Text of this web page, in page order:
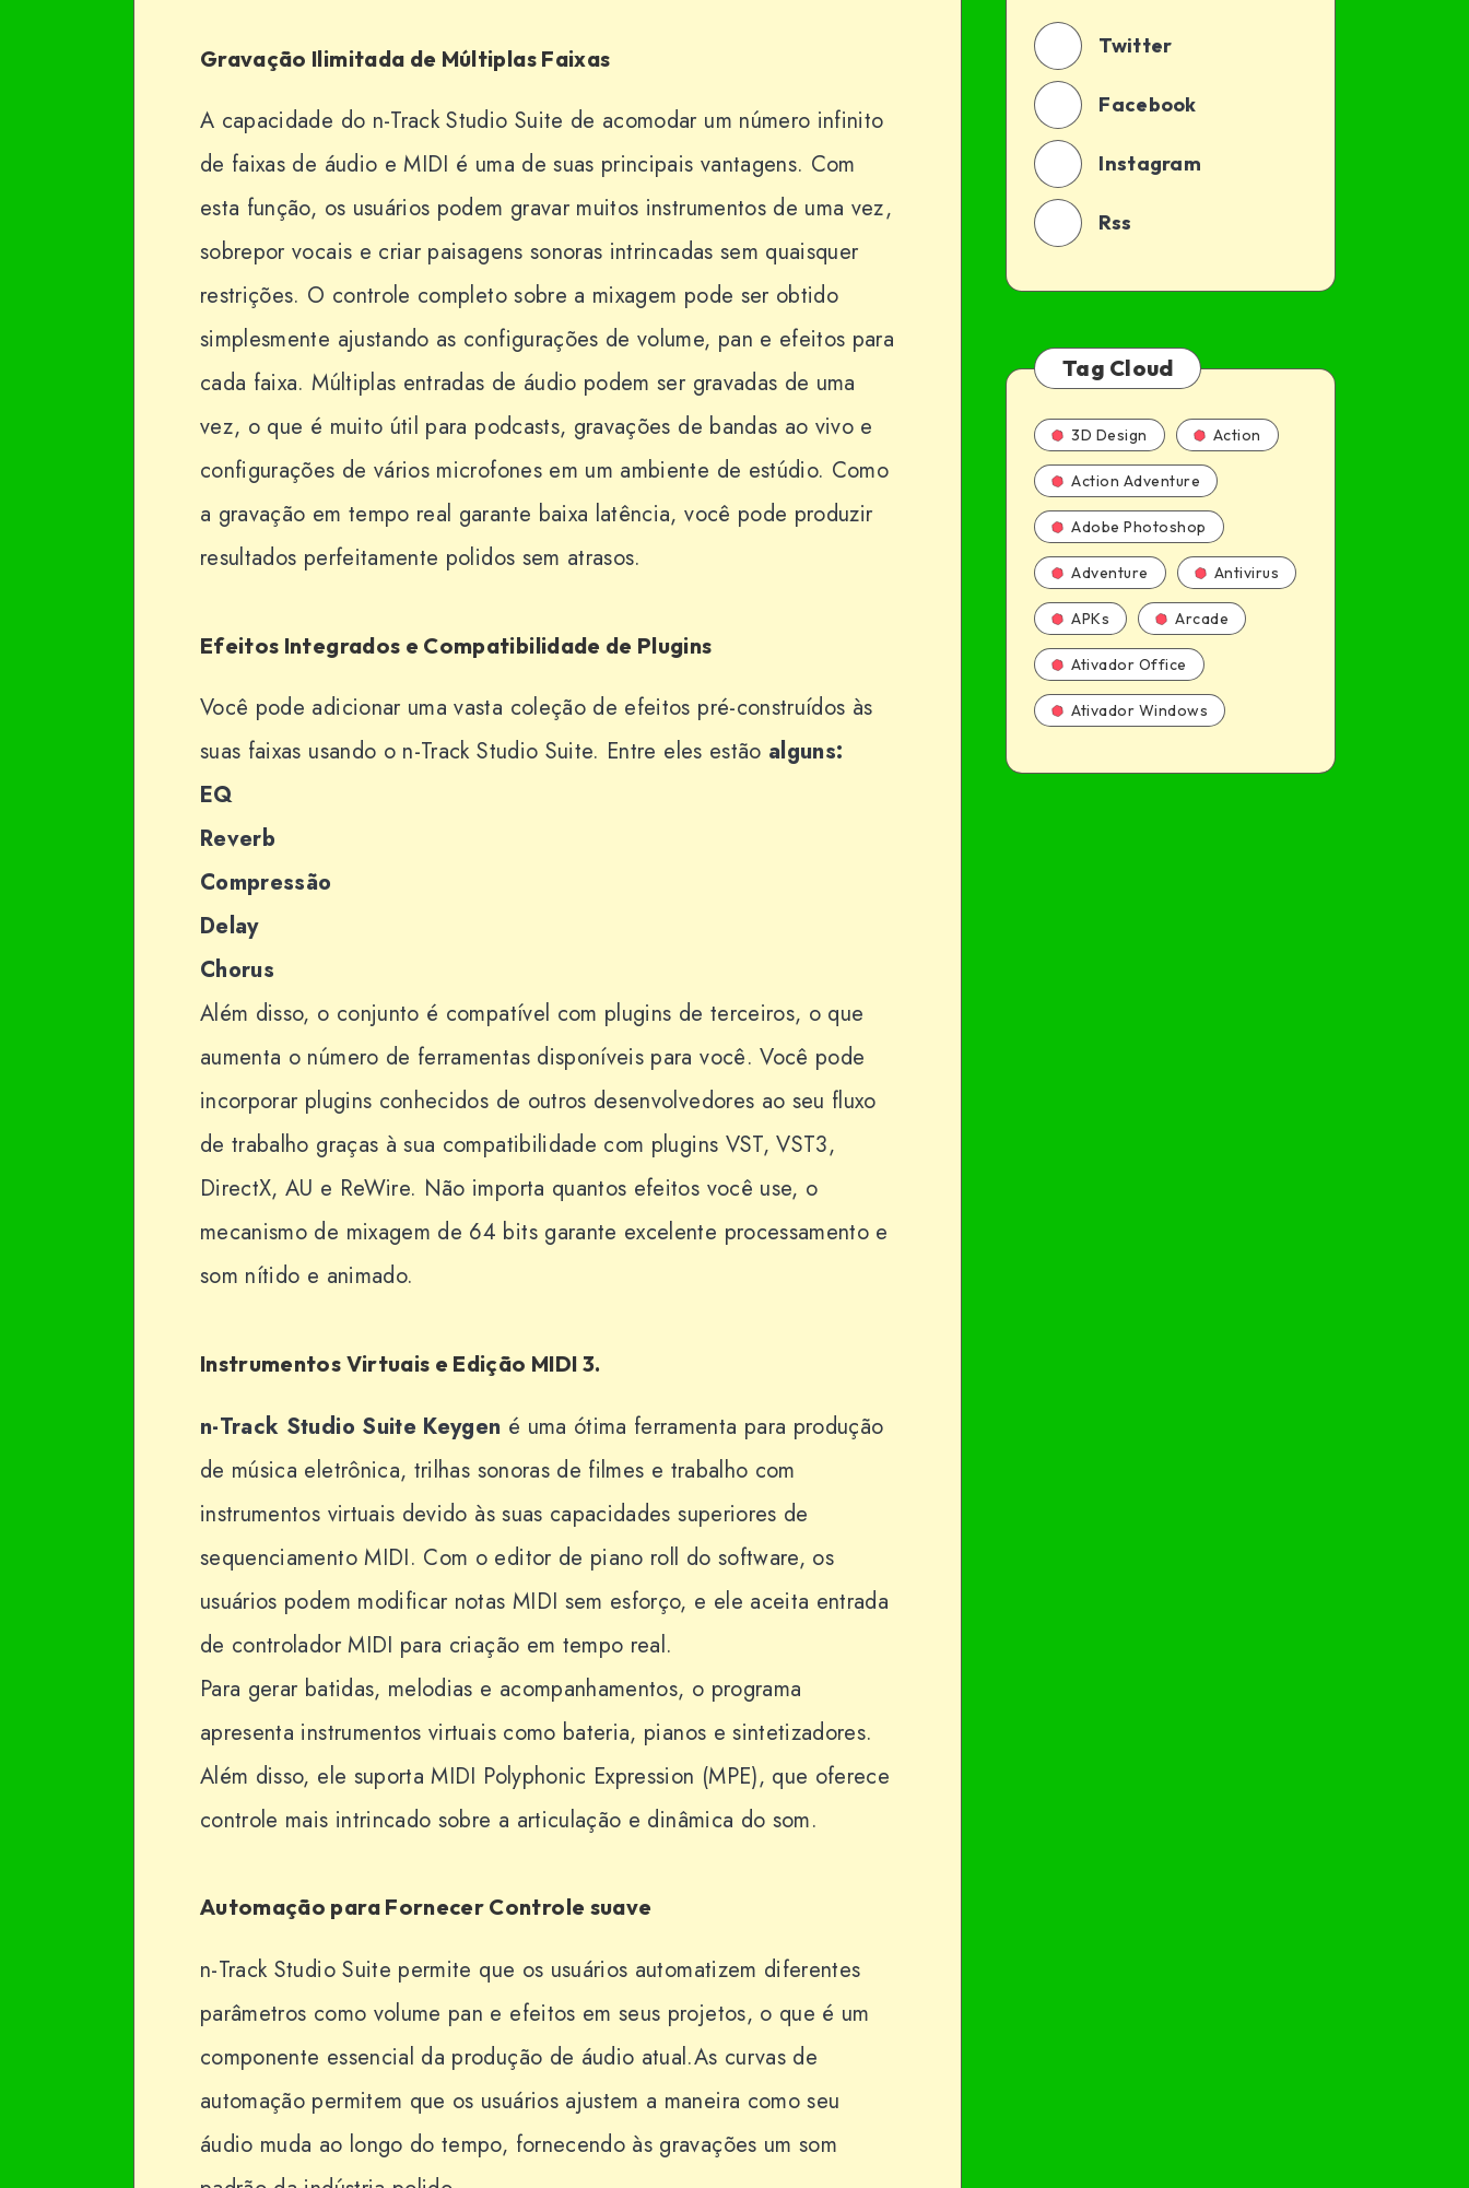
Gravação Ilimitada de Múltiplas Faixas
A capacidade do n-Track Studio Suite de acomodar um número infinito
de faixas de áudio e MIDI é uma de suas principais vantagens. Com
esta função, os usuários podem gravar muitos instrumentos de uma vez,
sobrepor vocais e criar paisagens sonoras intrincadas sem quaisquer
restrições. O controle completo sobre a mixagem pode ser obtido
simplesmente ajustando as configurações de volume, pan e efeitos para
cada faixa. Múltiplas entradas de áudio podem ser gravadas de uma
vez, o que é muito útil para podcasts, gravações de bandas ao vivo e
configurações de vários microfones em um ambiente de estúdio. Como
a gravação em tempo real garante baixa latência, você pode produzir
resultados perfeitamente polidos sem atrasos.
Efeitos Integrados e Compatibilidade de Plugins
Você pode adicionar uma vasta coleção de efeitos pré-construídos às
suas faixas usando o n-Track Studio Suite. Entre eles estão alguns:
EQ
Reverb
Compressão
Delay
Chorus
Além disso, o conjunto é compatível com plugins de terceiros, o que
aumenta o número de ferramentas disponíveis para você. Você pode
incorporar plugins conhecidos de outros desenvolvedores ao seu fluxo
de trabalho graças à sua compatibilidade com plugins VST, VST3,
DirectX, AU e ReWire. Não importa quantos efeitos você use, o
mecanismo de mixagem de 64 bits garante excelente processamento e
som nítido e animado.
Instrumentos Virtuais e Edição MIDI 3.
n-Track Studio Suite Keygen é uma ótima ferramenta para produção
de música eletrônica, trilhas sonoras de filmes e trabalho com
instrumentos virtuais devido às suas capacidades superiores de
sequenciamento MIDI. Com o editor de piano roll do software, os
usuários podem modificar notas MIDI sem esforço, e ele aceita entrada
de controlador MIDI para criação em tempo real.
Para gerar batidas, melodias e acompanhamentos, o programa
apresenta instrumentos virtuais como bateria, pianos e sintetizadores.
Além disso, ele suporta MIDI Polyphonic Expression (MPE), que oferece
controle mais intrincado sobre a articulação e dinâmica do som.
Automação para Fornecer Controle suave
n-Track Studio Suite permite que os usuários automatizem diferentes
parâmetros como volume pan e efeitos em seus projetos, o que é um
componente essencial da produção de áudio atual.As curvas de
automação permitem que os usuários ajustem a maneira como seu
áudio muda ao longo do tempo, fornecendo às gravações um som
v0.7.9
Jogo
para
PC
[PT-
BR]
Twitter
Facebook
Instagram
Rss
Tag Cloud
3D Design Action
Action Adventure
Adobe Photoshop
Adventure Antivirus
APKs Arcade
Ativador Office
Ativador Windows